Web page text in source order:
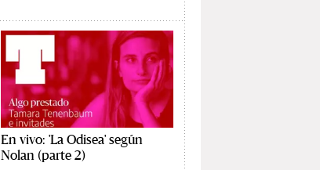
En vivo: 'La Odisea' según
Nolan (parte 2)